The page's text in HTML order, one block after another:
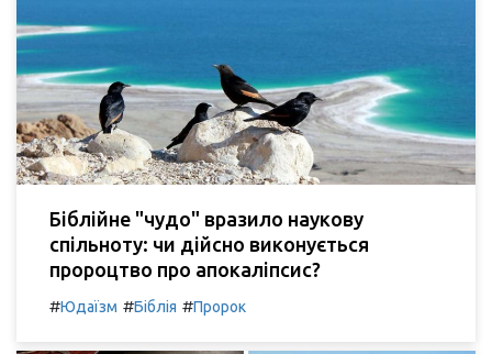
Біблійне "чудо" вразило наукову
спільноту: чи дійсно виконується
пророцтво про апокаліпсис?
#Юдаїзм #Біблія #Пророк